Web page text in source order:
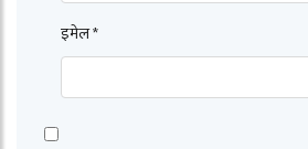
इमेल *